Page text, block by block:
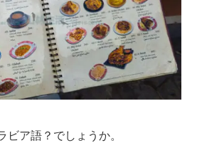
ビア語？でしょうか。